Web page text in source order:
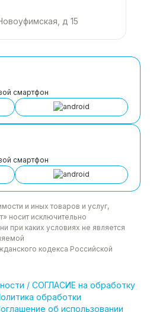
д 15
смартфон
смартфон
и иных товаров и услуг,
носит исключительно
при каких условиях не является
кодекса Российской
/ СОГЛАСИЕ на обработку
обработки
об использовании